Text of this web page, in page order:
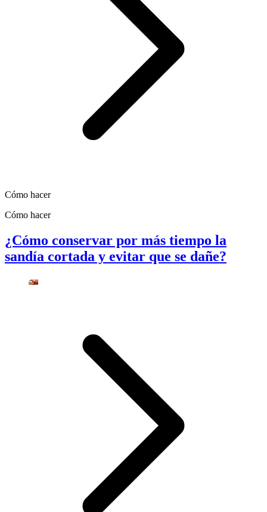
Cómo hacer
Cómo hacer
¿Cómo conservar por más tiempo la
sandía cortada y evitar que se dañe?